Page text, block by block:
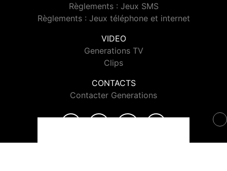
Règlements : Jeux SMS
Règlements : Jeux téléphone et internet
VIDEO
Generations TV
Clips
CONTACTS
Contacter Generations